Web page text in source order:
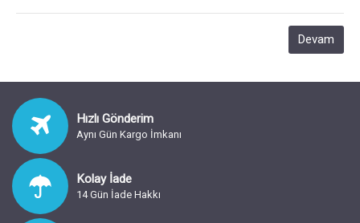
Devam
Hızlı Gönderim
Aynı Gün Kargo İmkanı
Kolay İade
14 Gün İade Hakkı